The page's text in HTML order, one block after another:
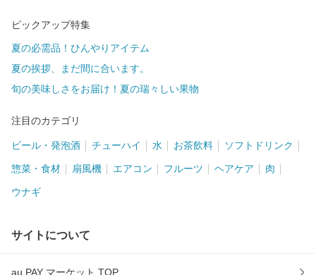
ピックアップ特集
夏の必需品！ひんやりアイテム
夏の挨拶、まだ間に合います。
旬の美味しさをお届け！夏の瑞々しい果物
注目のカテゴリ
ビール・発泡酒 チューハイ 水 お茶飲料 ソフトドリンク
惣菜・食材 扇風機 エアコン フルーツ ヘアケア 肉
ウナギ
サイトについて
au PAY マーケット TOP